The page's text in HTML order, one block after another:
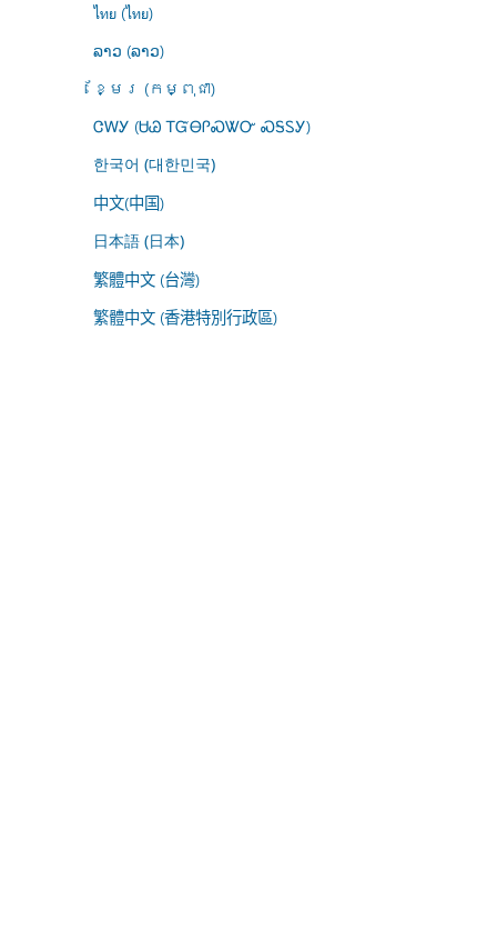
ไทย (ไทย)
ລາວ (ລາວ)
ខ្មែរ (កម្ពុជា)
ᏣᎳᎩ (ᏌᏊ ᎢᏳᎾᎵᏍᏔᏅ ᏍᎦᏚᎩ)
한국어 (대한민국)
中文(中国)
日本語 (日本)
繁體中文 (台灣)
繁體中文 (香港特別行政區)